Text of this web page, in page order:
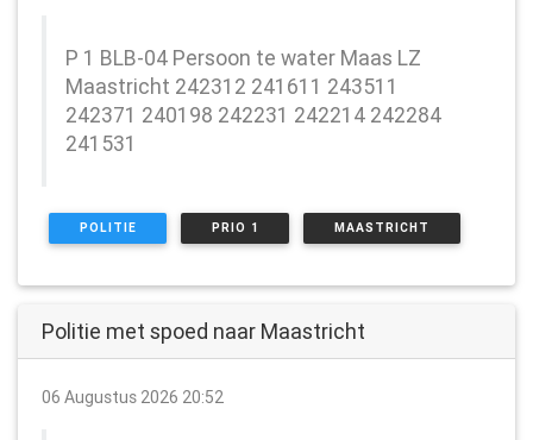
P 1 BLB-04 Persoon te water Maas LZ
Maastricht 242312 241611 243511
242371 240198 242231 242214 242284
241531
POLITIE PRIO 1 MAASTRICHT
Politie met spoed naar Maastricht
06 Augustus 2026 20:52